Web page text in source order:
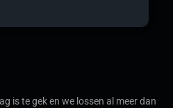
is te gek en we lossen al meer dan